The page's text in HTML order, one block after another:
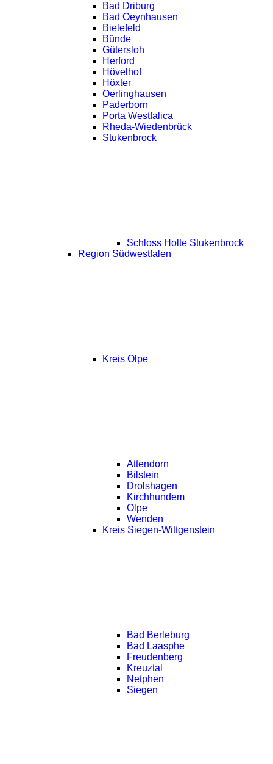
Bad Driburg
Bad Oeynhausen
Bielefeld
Bünde
Gütersloh
Herford
Hövelhof
Höxter
Oerlinghausen
Paderborn
Porta Westfalica
Rheda-Wiedenbrück
Stukenbrock
Schloss Holte Stukenbrock
Region Südwestfalen
Kreis Olpe
Attendorn
Bilstein
Drolshagen
Kirchhundem
Olpe
Wenden
Kreis Siegen-Wittgenstein
Bad Berleburg
Bad Laasphe
Freudenberg
Kreuztal
Netphen
Siegen